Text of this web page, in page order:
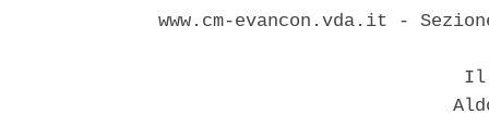
www.cm-evancon.vda.it -